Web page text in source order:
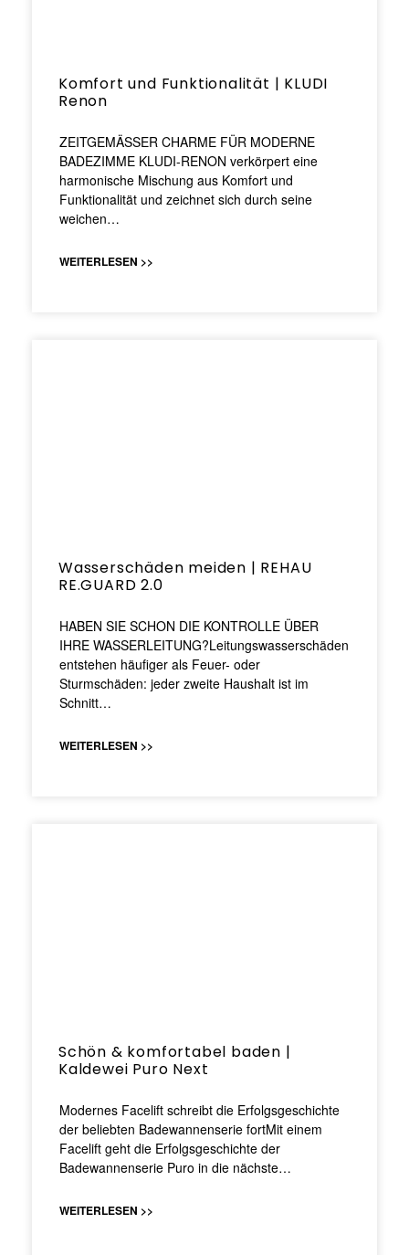
Komfort und Funktionalität | KLUDI
Renon
ZEITGEMÄSSER CHARME FÜR MODERNE
BADEZIMME KLUDI-RENON verkörpert eine
harmonische Mischung aus Komfort und
Funktionalität und zeichnet sich durch seine
weichen…
WEITERLESEN >>
Wasserschäden meiden | REHAU
RE.GUARD 2.0
HABEN SIE SCHON DIE KONTROLLE ÜBER
IHRE WASSERLEITUNG?Leitungswasserschäden
entstehen häufiger als Feuer- oder
Sturmschäden: jeder zweite Haushalt ist im
Schnitt…
WEITERLESEN >>
Schön & komfortabel baden |
Kaldewei Puro Next
Modernes Facelift schreibt die Erfolgsgeschichte
der beliebten Badewannenserie fortMit einem
Facelift geht die Erfolgsgeschichte der
Badewannenserie Puro in die nächste…
WEITERLESEN >>